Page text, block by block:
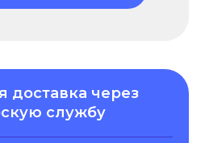
доставка через
службу